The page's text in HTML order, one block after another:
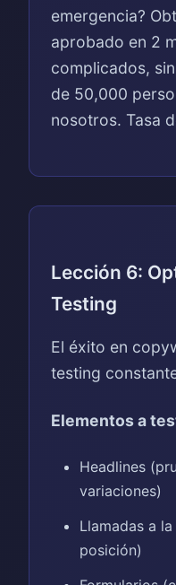
emergencia?
aprobado en 2
complicados,
de 50,000
nosotros. Tasa
Lección 6:
Testing
El éxito en
testing
Elementos a
Headlines
variaciones)
Llamadas a
posición)